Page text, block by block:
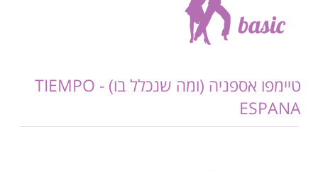
טיימפו אספניה (ומה שנכלל בו) - TIEMPO
ESPANA